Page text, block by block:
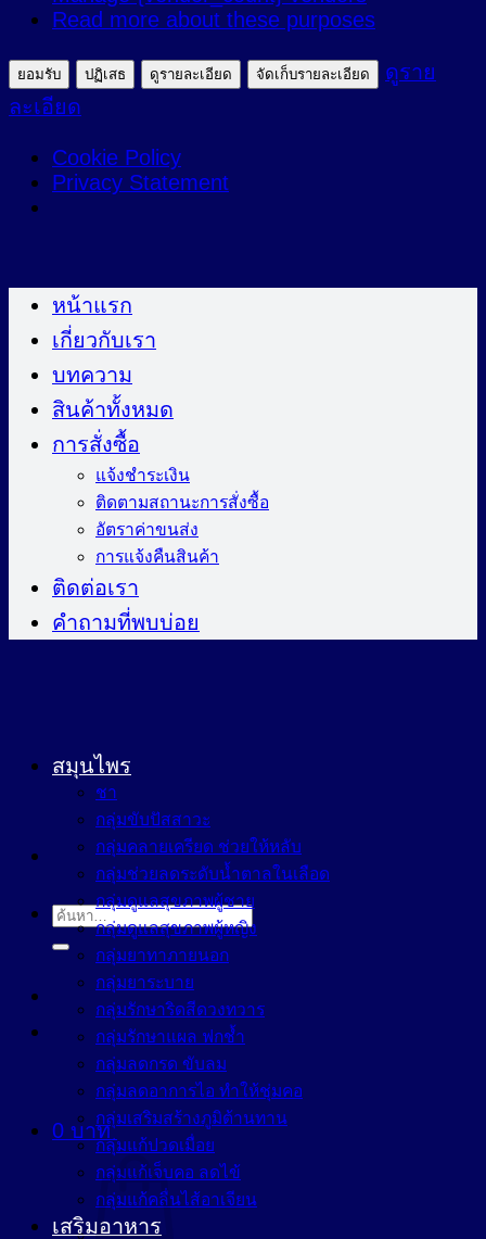
Read more about these purposes
ยอมรับ ปฏิเสธ ดูรายละเอียด จัดเก็บรายละเอียด
ดูราย
ละเอียด
Cookie Policy
Privacy Statement
ไป
หน้าแรก
เกี่ยวกับเรา
บทความ
สินค้าทั้งหมด
การสั่งซื้อ
แจ้งชำระเงิน
ติดตามสถานะการสั่งซื้อ
อัตราค่าขนส่ง
การแจ้งคืนสินค้า
ติดต่อเรา
คำถามที่พบบ่อย
ค้นหา:
0 บาท
สมุนไพร
ชา
กลุ่มขับปัสสาวะ
กลุ่มคลายเครียด ช่วยให้หลับ
กลุ่มช่วยลดระดับน้ำตาลในเลือด
กลุ่มดูแลสุขภาพผู้ชาย
กลุ่มดูแลสุขภาพผู้หญิง
กลุ่มยาทาภายนอก
กลุ่มยาระบาย
กลุ่มรักษาริดสีดวงทวาร
กลุ่มรักษาแผล ฟกช้ำ
กลุ่มลดกรด ขับลม
กลุ่มลดอาการไอ ทำให้ชุ่มคอ
กลุ่มเสริมสร้างภูมิต้านทาน
กลุ่มแก้ปวดเมื่อย
กลุ่มแก้เจ็บคอ ลดไข้
กลุ่มแก้คลื่นไส้อาเจียน
เสริมอาหาร